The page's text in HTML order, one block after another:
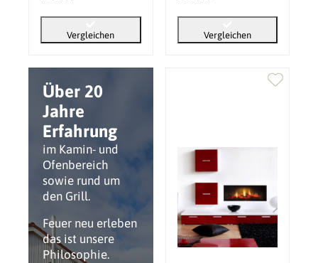
Über 20
Jahre
Erfahrung
im Kamin- und
Ofenbereich
sowie rund um
den Grill.
Feuer neu erleben
das ist unsere
Philosophie.
Vergleichen Vergleichen